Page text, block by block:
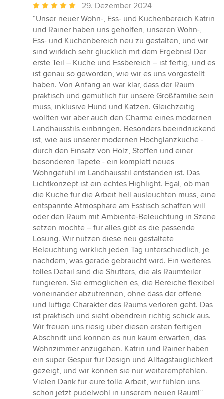
Durchschnittliche
Bewertung:
5
von
5
Sternen
29. Dezember 2024
“Unser neuer Wohn-, Ess- und Küchenbereich Katrin
und Rainer haben uns geholfen, unseren Wohn-,
Ess- und Küchenbereich neu zu gestalten, und wir
sind wirklich sehr glücklich mit dem Ergebnis! Der
erste Teil – Küche und Essbereich – ist fertig, und es
ist genau so geworden, wie wir es uns vorgestellt
haben. Von Anfang an war klar, dass der Raum
praktisch und gemütlich für unsere Großfamilie sein
muss, inklusive Hund und Katzen. Gleichzeitig
wollten wir aber auch den Charme eines modernen
Landhausstils einbringen. Besonders beeindruckend
ist, wie aus unserer modernen Hochglanzküche -
durch den Einsatz von Holz, Stoffen und einer
besonderen Tapete - ein komplett neues
Wohngefühl im Landhausstil entstanden ist. Das
Lichtkonzept ist ein echtes Highlight. Egal, ob man
die Küche für die Arbeit hell ausleuchten muss, eine
entspannte Atmosphäre am Esstisch schaffen will
oder den Raum mit Ambiente-Beleuchtung in Szene
setzen möchte – für alles gibt es die passende
Lösung. Wir nutzen diese neu gestaltete
Beleuchtung wirklich jeden Tag unterschiedlich, je
nachdem, was gerade gebraucht wird. Ein weiteres
tolles Detail sind die Shutters, die als Raumteiler
fungieren. Sie ermöglichen es, die Bereiche flexibel
voneinander abzutrennen, ohne dass der offene
und luftige Charakter des Raums verloren geht. Das
ist praktisch und sieht obendrein richtig schick aus.
Wir freuen uns riesig über diesen ersten fertigen
Abschnitt und können es nun kaum erwarten, das
Wohnzimmer anzugehen. Katrin und Rainer haben
ein super Gespür für Design und Alltagstauglichkeit
gezeigt, und wir können sie nur weiterempfehlen.
Vielen Dank für eure tolle Arbeit, wir fühlen uns
schon jetzt pudelwohl in unserem neuen Raum!”